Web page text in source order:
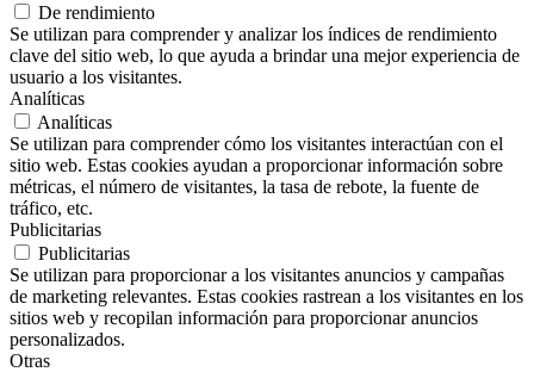
De rendimiento
Se utilizan para comprender y analizar los índices de rendimiento
clave del sitio web, lo que ayuda a brindar una mejor experiencia de
usuario a los visitantes.
Analíticas
Analíticas
Se utilizan para comprender cómo los visitantes interactúan con el
sitio web. Estas cookies ayudan a proporcionar información sobre
métricas, el número de visitantes, la tasa de rebote, la fuente de
tráfico, etc.
Publicitarias
Publicitarias
Se utilizan para proporcionar a los visitantes anuncios y campañas
de marketing relevantes. Estas cookies rastrean a los visitantes en los
sitios web y recopilan información para proporcionar anuncios
personalizados.
Otras